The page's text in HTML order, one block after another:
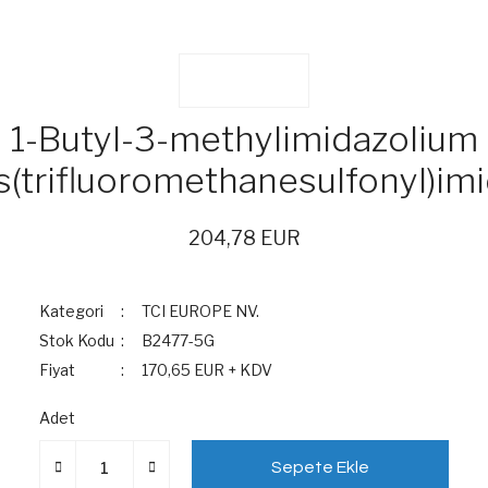
1-Butyl-3-methylimidazolium
204,78 EUR
Kategori
TCI EUROPE NV.
Stok Kodu
B2477-5G
Fiyat
170,65 EUR + KDV
Adet
Sepete Ekle